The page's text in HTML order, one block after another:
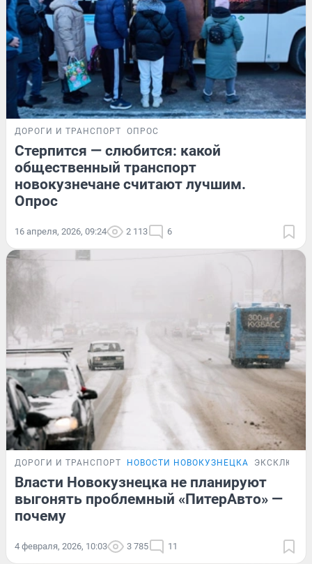
ДОРОГИ И ТРАНСПОРТ ОПРОС
Стерпится — слюбится: какой
общественный транспорт
новокузнечане считают лучшим.
Опрос
16 апреля, 2026, 09:24 2 113 6
ДОРОГИ И ТРАНСПОРТ НОВОСТИ НОВОКУЗНЕЦКА ЭКСКЛЮЗИВ
Власти Новокузнецка не планируют
выгонять проблемный «ПитерАвто» —
почему
4 февраля, 2026, 10:03 3 785 11